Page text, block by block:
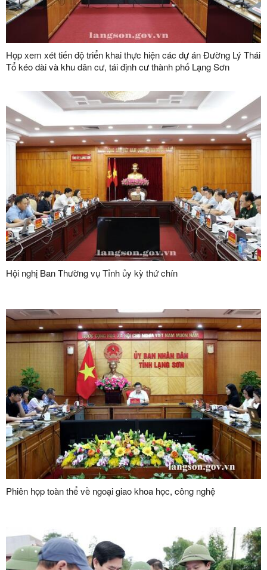
Họp xem xét tiến độ triển khai thực hiện các dự án Đường Lý Thái
Tổ kéo dài và khu dân cư, tái định cư thành phố Lạng Sơn
Hội nghị Ban Thường vụ Tỉnh ủy kỳ thứ chín
Phiên họp toàn thể về ngoại giao khoa học, công nghệ